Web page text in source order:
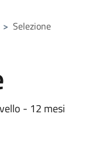
> Selezione
- 12 mesi